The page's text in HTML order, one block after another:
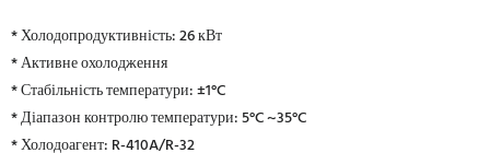
* Холодопродуктивність: 26 кВт
* Активне охолодження
* Стабільність температури: ±1°C
* Діапазон контролю температури: 5°C ~35°C
* Холодоагент: R-410A/R-32